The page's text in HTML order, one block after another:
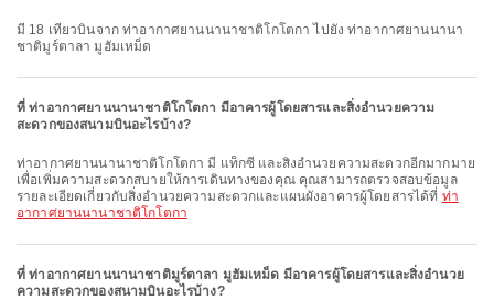
มี 18 เที่ยวบินจาก ท่าอากาศยานนานาชาติโกโตกา ไปยัง ท่าอากาศยานนานา
ชาติมูร์ตาลา มูฮัมเหม็ด
ที่ ท่าอากาศยานนานาชาติโกโตกา มีอาคารผู้โดยสารและสิ่งอำนวยความ
สะดวกของสนามบินอะไรบ้าง?
ท่าอากาศยานนานาชาติโกโตกา มี แท็กซี่ และสิ่งอำนวยความสะดวกอีกมากมาย
เพื่อเพิ่มความสะดวกสบายให้การเดินทางของคุณ คุณสามารถตรวจสอบข้อมูล
รายละเอียดเกี่ยวกับสิ่งอำนวยความสะดวกและแผนผังอาคารผู้โดยสารได้ที่ ท่า
อากาศยานนานาชาติโกโตกา
ที่ ท่าอากาศยานนานาชาติมูร์ตาลา มูฮัมเหม็ด มีอาคารผู้โดยสารและสิ่งอำนวย
ความสะดวกของสนามบินอะไรบ้าง?